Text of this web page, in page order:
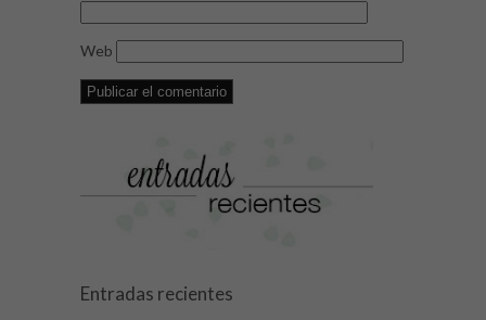
Web
Entradas recientes